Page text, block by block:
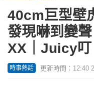
40cm巨型壁
發現嚇到變
XX｜Juicy叮
時事熱話 更新時間：12:40